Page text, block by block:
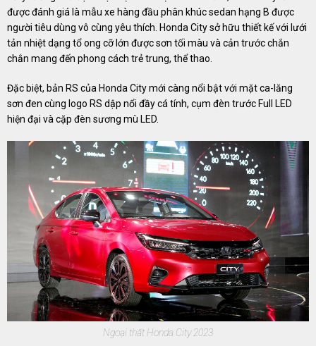
được đánh giá là mẫu xe hàng đầu phân khúc sedan hạng B được
người tiêu dùng vô cùng yêu thích. Honda City sở hữu thiết kế với lưới
tản nhiệt dạng tổ ong cỡ lớn được sơn tối màu và cản trước chắn
chắn mang đến phong cách trẻ trung, thể thao.
Đặc biệt, bản RS của Honda City mới càng nổi bật với mặt ca-lăng
sơn đen cùng logo RS dập nổi đầy cá tính, cụm đèn trước Full LED
hiện đại và cặp đèn sương mù LED.
Ngoại thất Honda City 2023